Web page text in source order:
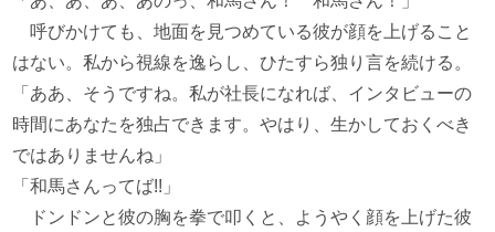
呼びかけても、地面を見つめている彼が顔を上げること
はない。私から視線を逸らし、ひたすら独り言を続ける。
「ああ、そうですね。私が社長になれば、インタビューの
時間にあなたを独占できます。やはり、生かしておくべき
ではありませんね」
「和馬さんってば!!」
ドンドンと彼の胸を拳で叩くと、ようやく顔を上げた彼